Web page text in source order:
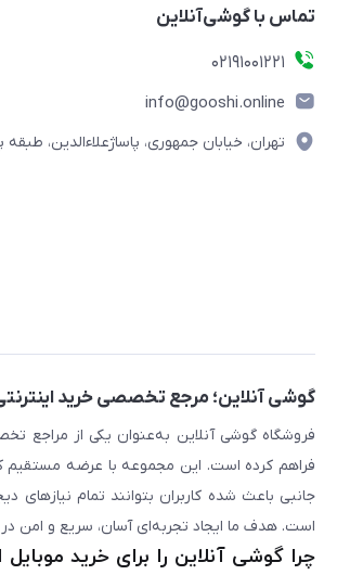
تماس با گوشی‌آنلاین
۰۲۱91001221
info@gooshi.online
تهران، خیابان جمهوری، پاساژعلاءالدین، طبقه
گوشی آنلاین؛ مرجع تخصصی خرید
فراهم کرده است. این مجموعه با عرضه مستقیم
جانبی باعث شده کاربران بتوانند تمام
است. هدف ما ایجاد تجربه‌ای آسان، سریع و امن در
چرا گوشی آنلاین را برای خرید